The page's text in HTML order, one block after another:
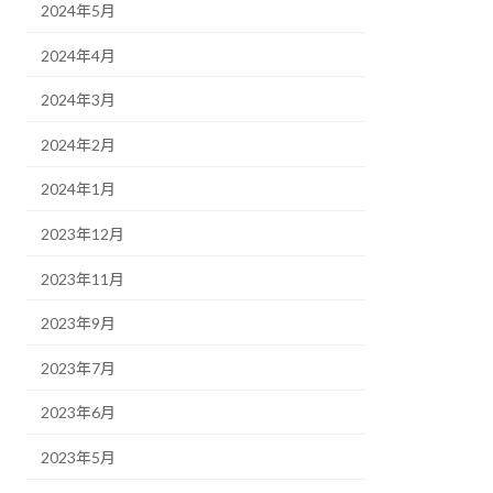
2024年5月
2024年4月
2024年3月
2024年2月
2024年1月
2023年12月
2023年11月
2023年9月
2023年7月
2023年6月
2023年5月